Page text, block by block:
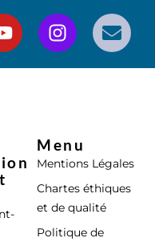
Menu
Mentions Légales
Chartes éthiques
et de qualité
Politique de